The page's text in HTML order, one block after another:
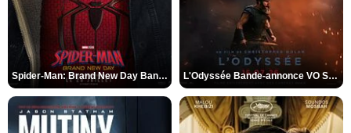
Spider-Man: Brand New Day Bande-annonce VO STFR L'Odyssée Bande-annonce VO STFR